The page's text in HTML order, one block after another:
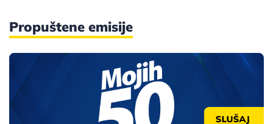
Propuštene emisije